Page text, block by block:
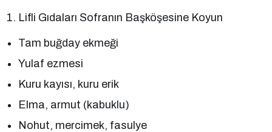
Lifli Gıdaları Sofranın Başköşesine Koyun
Tam buğday ekmeği
Yulaf ezmesi
Kuru kayısı, kuru erik
Elma, armut (kabuklu)
Nohut, mercimek, fasulye